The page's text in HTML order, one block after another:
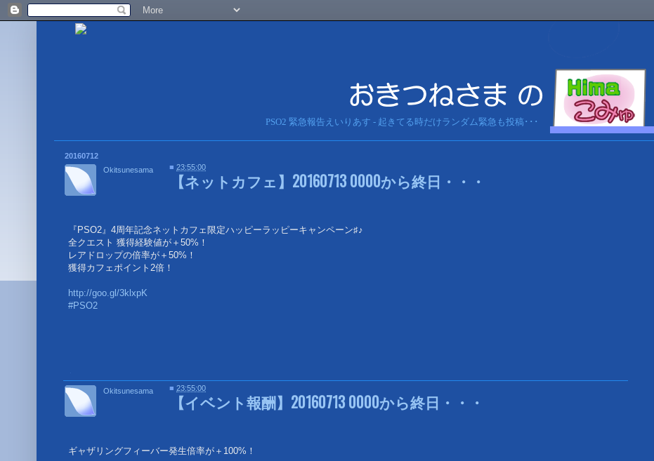
PSO2 緊急報告えいりあす - 起きてる時だけランダム緊急も投稿･･･
20160712
【ネットカフェ】20160713 0000から終日・・・
『PSO2』4周年記念ネットカフェ限定ハッピーラッピーキャンペーン♯♪
全クエスト 獲得経験値が＋50%！
レアドロップの倍率が＋50%！
獲得カフェポイント2倍！
http://goo.gl/3klxpK
#PSO2
Okitsunesama ■23:55:00
【イベント報酬】20160713 0000から終日・・・
ギャザリングフィーバー発生倍率が＋100%！
Okitsunesama ■23:55:00